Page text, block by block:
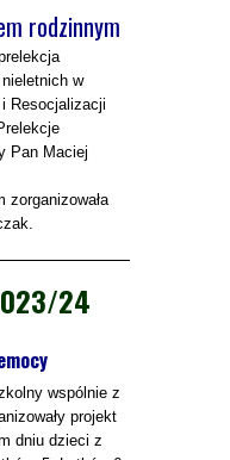
rodzinnym
w
Resocjalizacji
Pan Maciej
zorganizowała
24
wspólnie z
projekt
dniu dzieci z